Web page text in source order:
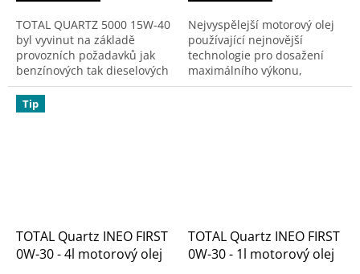
TOTAL QUARTZ 5000 15W-40
byl vyvinut na základě
provozních požadavků jak
benzínových tak dieselových
motorů zejména osobních a
lehkých užitkových vozidel.
Tento minerální olej...
Nejvyspělejší motorový olej
používající nejnovější
technologie pro dosažení
maximálního výkonu,
nízkého obsahu sulfátového
Tip
TOTAL Quartz INEO FIRST
0W-30 - 4l motorový olej
TOTAL Quartz INEO FIRST
0W-30 - 1l motorový olej